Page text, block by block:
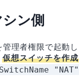
ン側
理者権限で起動
仮想スイッチを作成